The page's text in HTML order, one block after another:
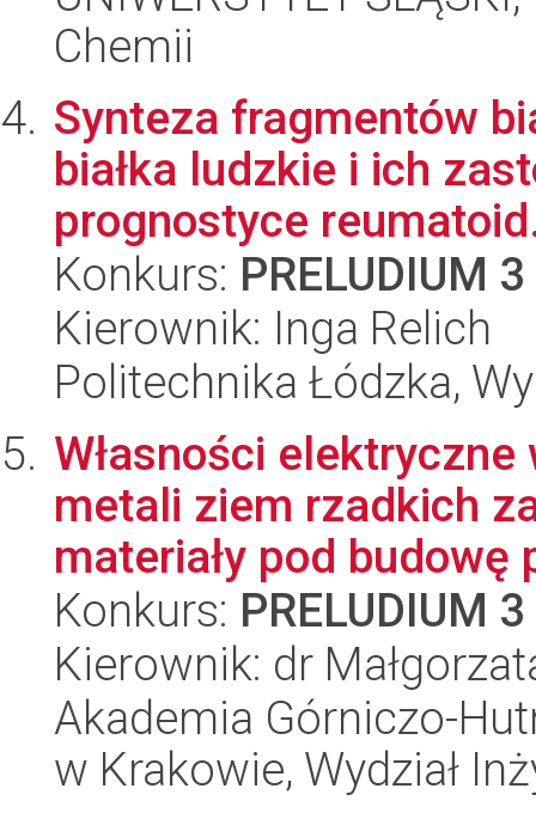
Chemii
Synteza fragmentów
białka ludzkie i ich
prognostyce
Konkurs: PRELUDIUM 3
Kierownik: Inga Relich
Politechnika Łódzka,
Własności
metali ziem rzadkich
materiały pod
Konkurs: PRELUDIUM 3
Kierownik: dr
Akademia Górniczo-
w Krakowie, Wydział